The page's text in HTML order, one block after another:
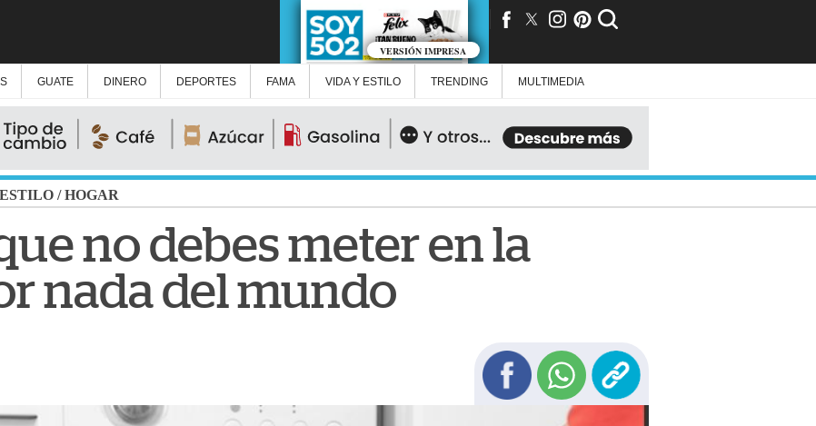
VERSIÓN IMPRESA
GUATE DINERO DEPORTES FAMA VIDA Y ESTILO TRENDING MULTIMEDIA
/HOGAR
no debes meter en la
nada del mundo